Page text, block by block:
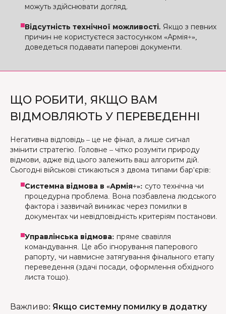
можуть здійснювати догляд.
Відсутність технічної можливості. Якщо з певних
причин не користуєтеся застосунком «Армія+»,
доведеться подавати паперові документи.
ЩО РОБИТИ, ЯКЩО ВАМ
ВІДМОВЛЯЮТЬ У ПЕРЕВЕДЕННІ
Негативна відповідь – це не фінал, а лише сигнал
змінити стратегію. Головне – чітко розуміти природу
відмови, адже від цього залежить ваш алгоритм дій.
Сьогодні військові стикаються з двома типами бар'єрів:
Системна відмова в «Армія+»: суто технічна чи
процедурна проблема. Вона позбавлена людського
фактора і зазвичай виникає через помилки в
документах чи невідповідність критеріям постанови.
Управлінська відмова: пряме свавілля
командування. Це або ігнорування паперового
рапорту, чи навмисне затягування фінального етапу
переведення (здачі посади, оформлення обхідного
листа тощо).
Важливо: Якщо системну помилку в додатку